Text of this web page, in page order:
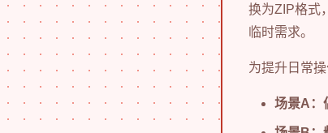
换为ZIP格式
临时需求。
为提升日常
场景A：